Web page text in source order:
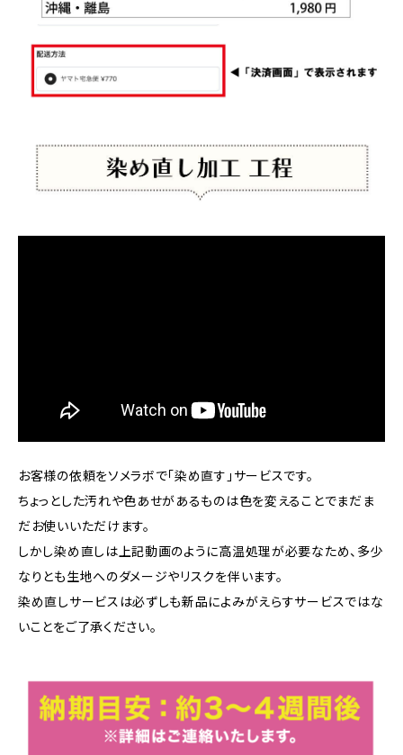
お客様の依頼をソメラボで「染め直す」サービスです。
ちょっとした汚れや色あせがあるものは色を変えることでまだま
だお使いいただけます。
しかし染め直しは上記動画のように高温処理が必要なため、多少
なりとも生地へのダメージやリスクを伴います。
染め直しサービスは必ずしも新品によみがえらすサービスではな
いことをご了承ください。